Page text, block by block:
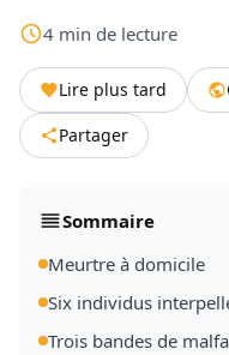
4 min de lecture
Lire plus tard
Partager
Sommaire
Meurtre à domicile
Six individus
Trois bandes de